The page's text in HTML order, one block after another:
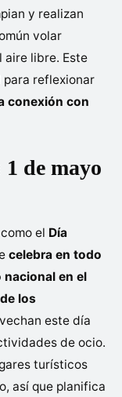
y realizan
volar
libre. Este
reflexionar
conexión con
de mayo
el Día
celebra en todo
en el
los
este día
de ocio.
turísticos
así que planifica